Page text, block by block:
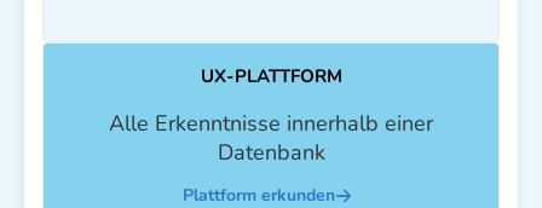
UX-PLATTFORM
Alle Erkenntnisse innerhalb einer
Datenbank
Plattform erkunden